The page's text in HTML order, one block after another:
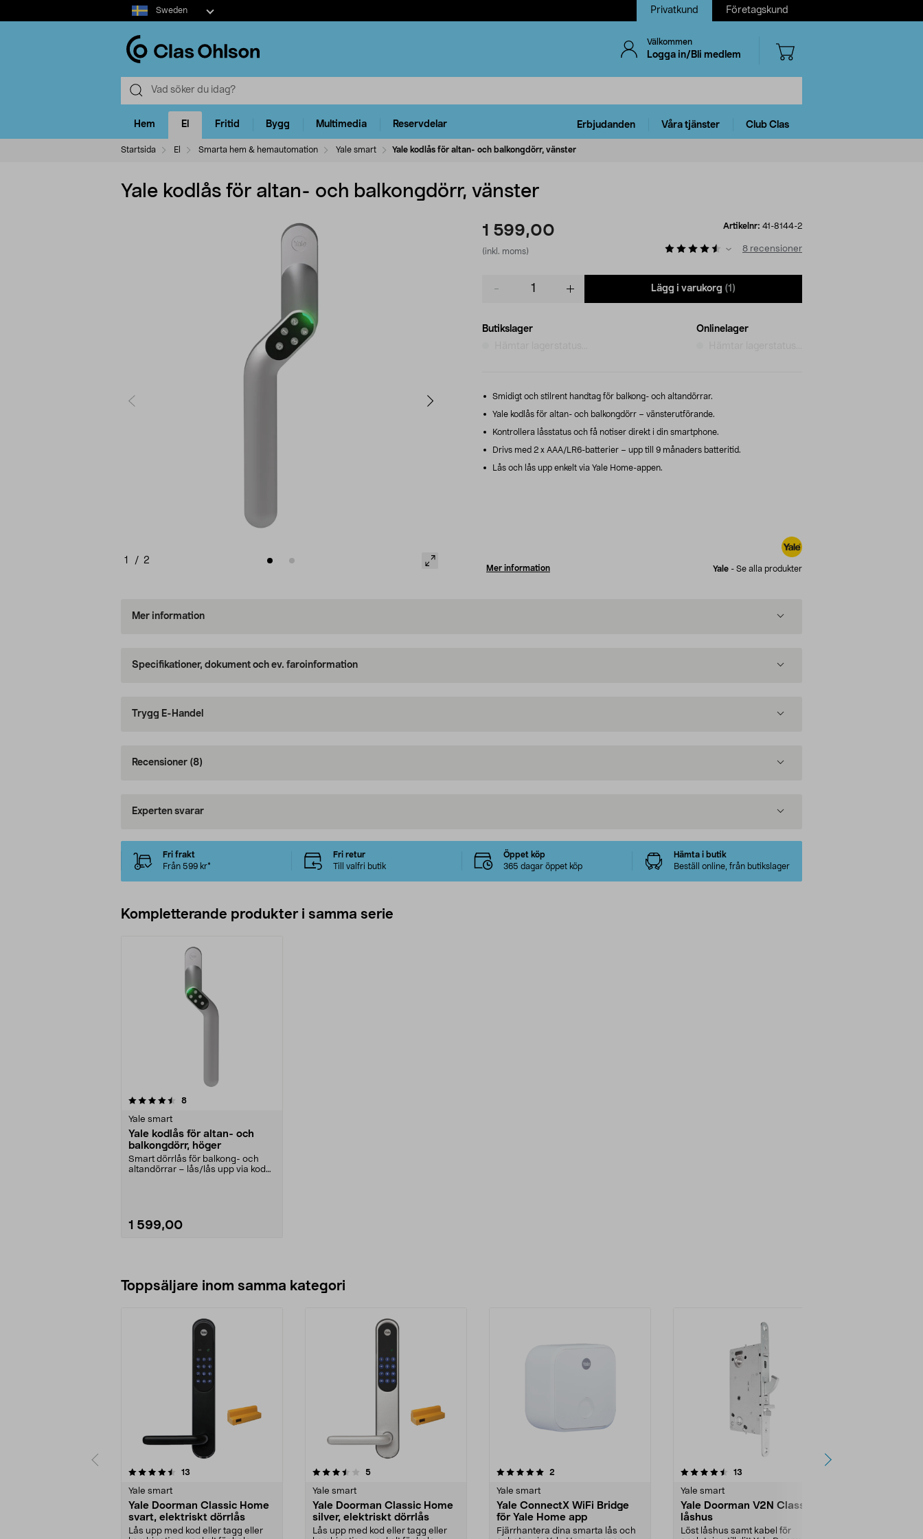
Select
market
Sweden Privatkund Företagskund
Välkommen
Logga in/Bli medlem
Hem El Fritid Bygg Multimedia Reservdelar Erbjudanden Våra tjänster Club Clas
Startsida El Smarta hem & hemautomation Yale smart Yale kodlås för altan- och balkongdörr, vänster
Yale kodlås för altan- och balkongdörr, vänster
1 / 2
1 599,00
(inkl. moms)
Artikelnr: 41-8144-2
8 recensioner
Lägg i varukorg (1)
Butikslager
Onlinelager
Smidigt och stilrent handtag för balkong- och altandörrar.
Yale kodlås för altan- och balkongdörr – vänsterutförande.
Kontrollera låsstatus och få notiser direkt i din smartphone.
Drivs med 2 x AAA/LR6-batterier – upp till 9 månaders batteritid.
Lås och lås upp enkelt via Yale Home-appen.
Mer information Yale - Se alla produkter
Mer information
Specifikationer, dokument och ev. faroinformation
Trygg E-Handel
Recensioner (8)
Experten svarar
Fri frakt
Från 599 kr*
Fri retur
Till valfri butik
Öppet köp
365 dagar öppet köp
Hämta i butik
Beställ online, från butikslager
Kompletterande produkter i samma serie
8recensioner
Yale smart
Yale kodlås för altan- och
balkongdörr, höger
Smart dörrlås för balkong- och
altandörrar – lås/lås upp via kod
1 599,00
Toppsäljare inom samma kategori
13
Yale smart
Yale Doorman Classic Home
svart, elektriskt dörrlås
Lås upp med kod eller tagg eller
3.5 av 5 stjärnor 5recensioner
Yale smart
Yale Doorman Classic Home
silver, elektriskt dörrlås
Lås upp med kod eller tagg eller
5.0 av 5 stjärnor 2
Yale smart
Yale ConnectX WiFi Bridge
för Yale Home app
Fjärrhantera dina smarta lås och
4.5 av 5 stjärnor 13
Yale smart
Yale Doorman V2N Classic
låshus
Löst låshus samt kabel för
4.5 av 5 stjärnor